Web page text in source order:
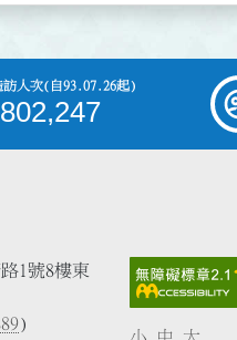
訪人次(自93.07.26起)
1號8樓東
)